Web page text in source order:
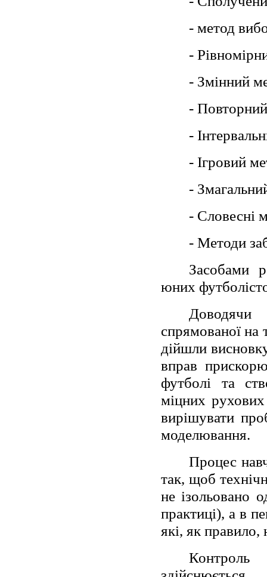
- метод
-
- Змінний
-
-
- Ігровий
-
- Словесні
- Методи
Засобами
юних
Доводячи
спрямованої на
дійшли
вправ
футболі та
міцних
вирішувати
моделювання.
Процес
так, щоб
не ізольовано
практиці), а в
які, як правило,
Контроль